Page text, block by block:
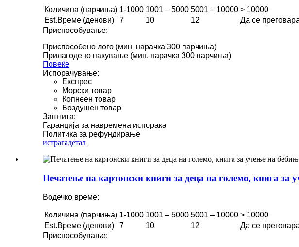
Количина (парчиња) 1-1000 1001 – 5000 5001 – 10000 > 10000
Est.Време (денови)
7 10 12
Да се ​​преговара
Приспособување:
Приспособено лого (мин. нарачка 300 парчиња)
Прилагодено пакување (мин. нарачка 300 парчиња)
Повеќе
Испорачување:
Експрес
Морски товар
Копнеен товар
Воздушен товар
Заштита:
Гаранција за навремена испорака
Политика за рефундирање
истрагадетал
Печатење на картонски книги за деца на големо, книга за
Водечко време:
Количина (парчиња) 1-1000 1001 – 5000 5001 – 10000 > 10000
Est.Време (денови)
7 10 12
Да се ​​преговара
Приспособување: